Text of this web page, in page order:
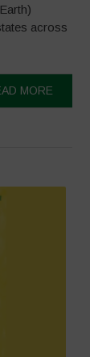
across
MORE